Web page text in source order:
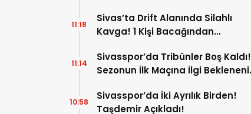
Sivas’ta Drift Alanında Silahlı
Kavga! 1 Kişi Bacağından
11:18
Sivasspor’da Tribünler Boş Kaldı!
Sezonun İlk Maçına İlgi
11:14
Sivasspor’da İki Ayrılık Birden!
Taşdemir Açıkladı!
10:58